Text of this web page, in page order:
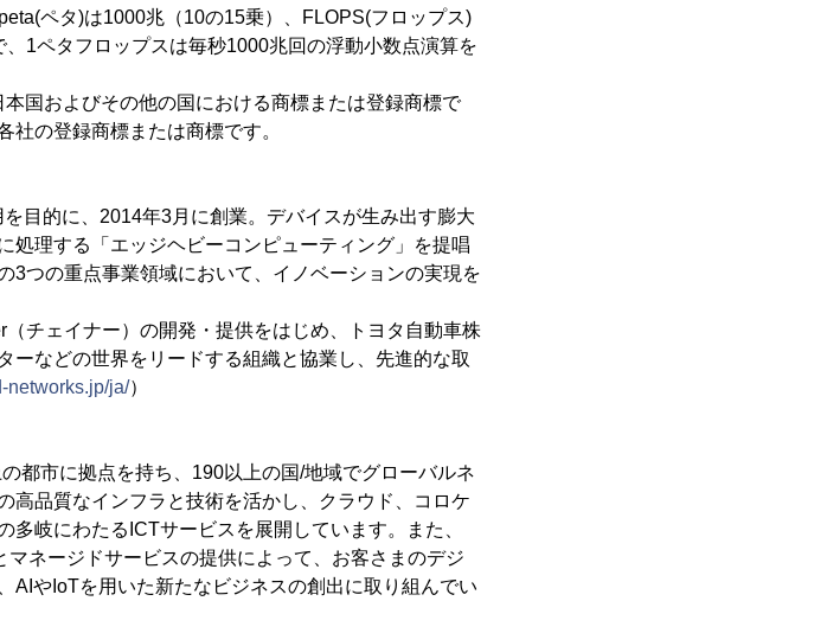
ペタ)は1000兆（10の15乗）、FLOPS(フロップス)
1ペタフロップスは毎秒1000兆回の浮動小数点演算を
国およびその他の国における商標または登録商標で
の登録商標または商標です。
目的に、2014年3月に創業。デバイスが生み出す膨大
処理する「エッジヘビーコンピューティング」を提唱
3つの重点事業領域において、イノベーションの実現を
チェイナー）の開発・提供をはじめ、トヨタ自動車株
ーなどの世界をリードする組織と協業し、先進的な取
networks.jp/ja/）
都市に拠点を持ち、190以上の国/地域でグローバルネ
高品質なインフラと技術を活かし、クラウド、コロケ
岐にわたるICTサービスを展開しています。また、
ネージドサービスの提供によって、お客さまのデジ
AIやIoTを用いた新たなビジネスの創出に取り組んでい